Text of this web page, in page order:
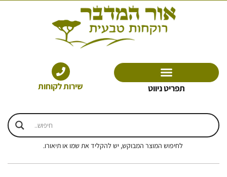
תפריט ניווט שירות לקוחות
לחיפוש המוצר המבוקש, יש להקליד את שמו או תיאורו.